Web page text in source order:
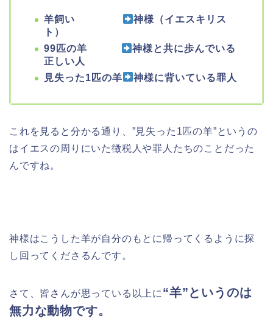
羊飼い
神様（イエスキリス
ト）
99匹の羊
神様と共に歩んでいる
正しい人
見失った1匹の羊
神様に背いている罪人
これを見ると分かる通り、”見失った1匹の羊”というの
はイエスの周りにいた徴税人や罪人たちのことだった
んですね。
神様はこうした羊が自分のもとに帰ってくるように探
し回ってくださるんです。
さて、皆さんが思っている以上に “羊”というのは
無力な動物です。